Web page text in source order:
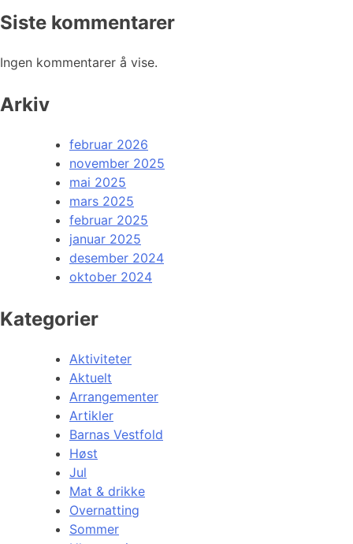
Siste kommentarer
Ingen kommentarer å vise.
Arkiv
februar 2026
november 2025
mai 2025
mars 2025
februar 2025
januar 2025
desember 2024
oktober 2024
Kategorier
Aktiviteter
Aktuelt
Arrangementer
Artikler
Barnas Vestfold
Høst
Jul
Mat & drikke
Overnatting
Sommer